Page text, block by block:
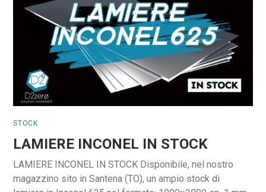
STOCK
LAMIERE INCONEL IN STOCK
LAMIERE INCONEL IN STOCK Disponibile, nel nostro
magazzino sito in Santena (TO), un ampio stock di